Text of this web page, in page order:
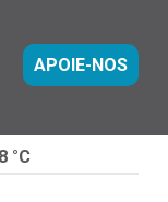
APOIE-NOS
8 °C